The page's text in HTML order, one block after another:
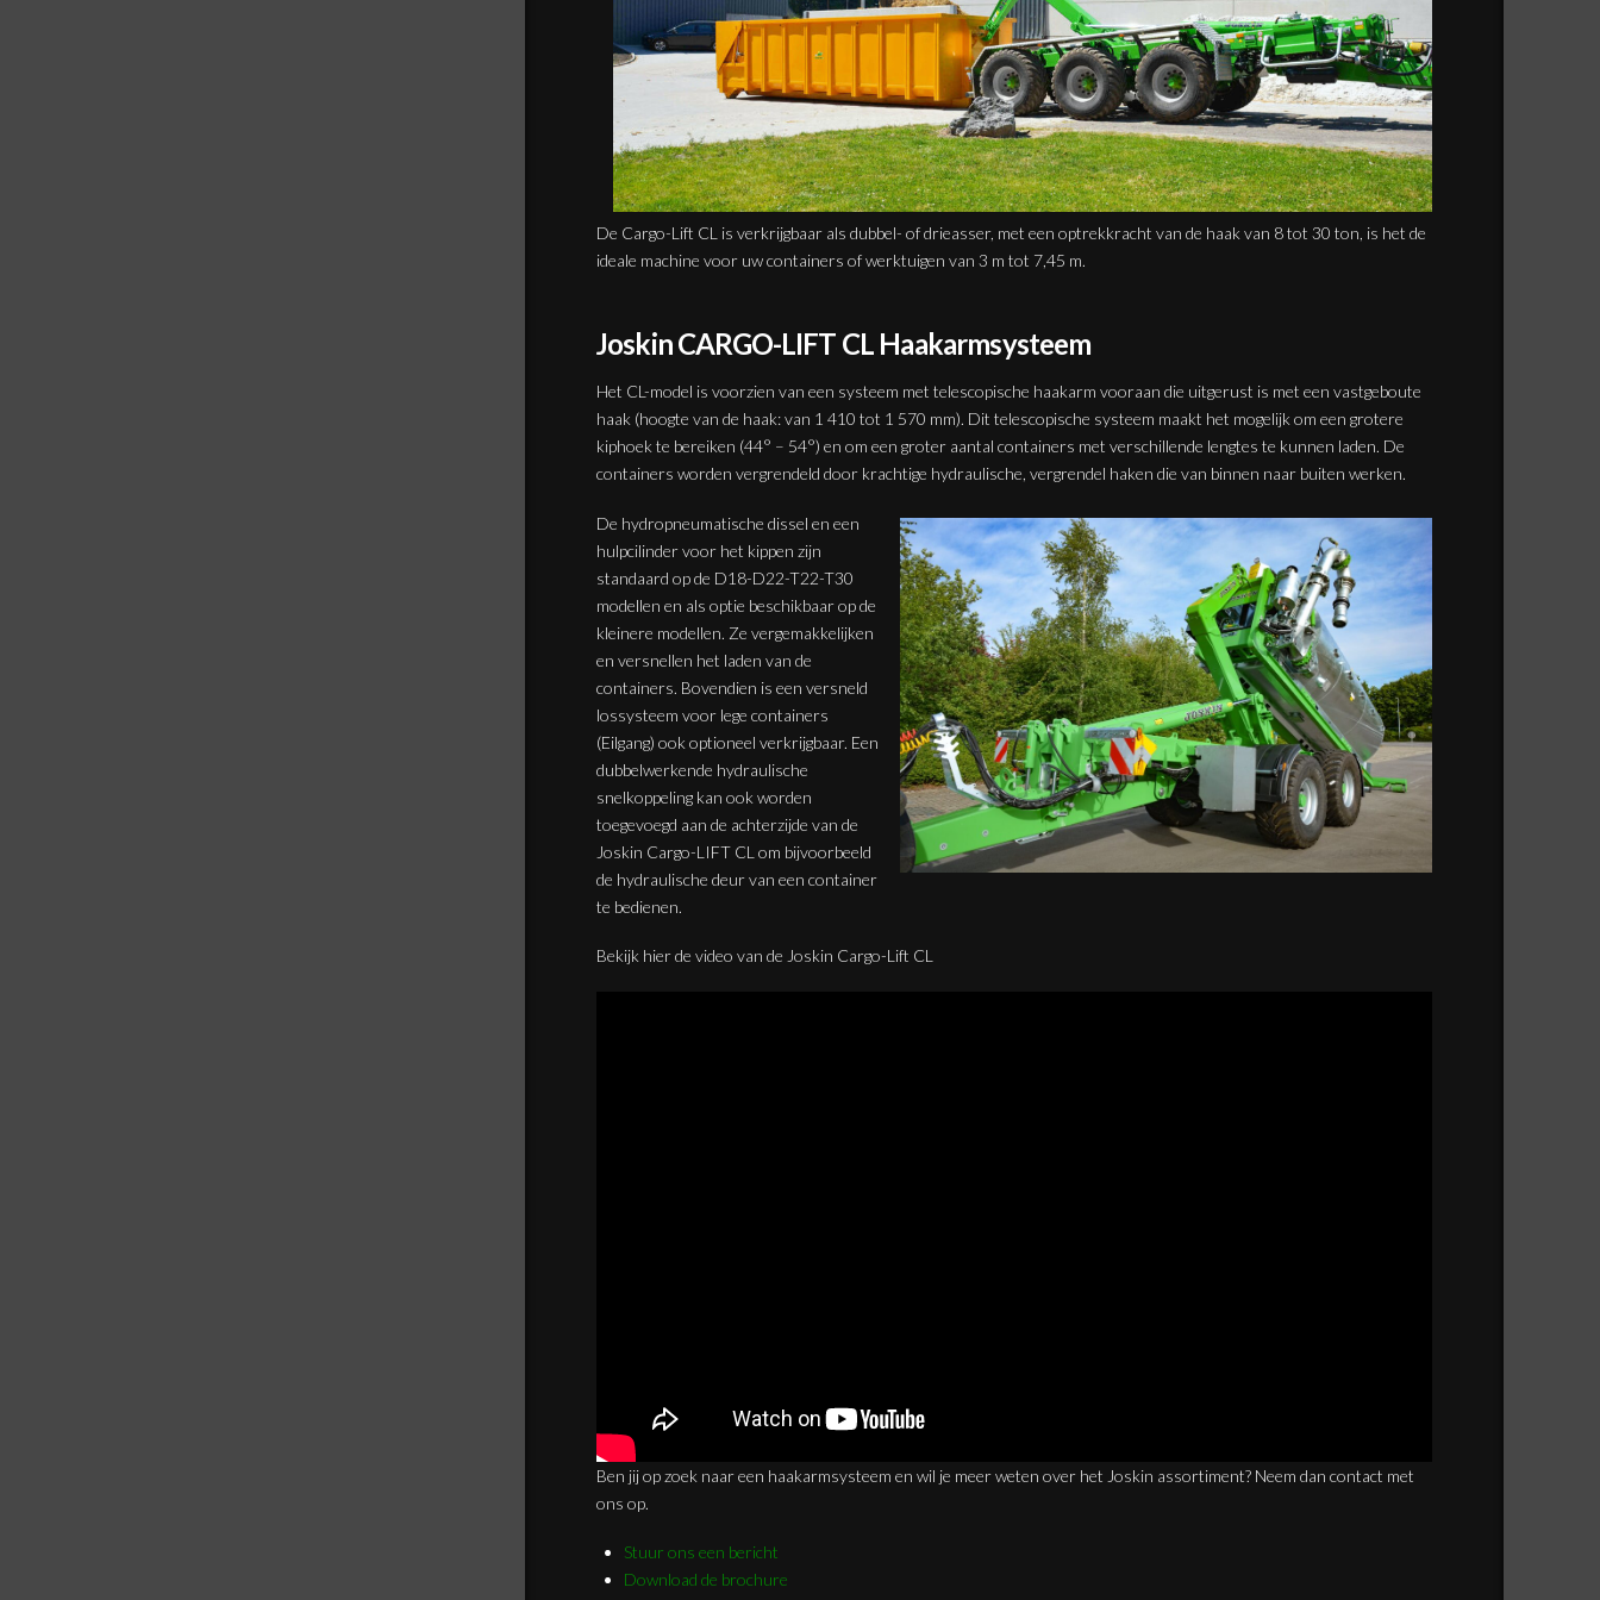
De Cargo-Lift CL is verkrijgbaar als dubbel- of drieasser, met een optrekkracht van de haak van 8 tot 30 ton, is het de
ideale machine voor uw containers of werktuigen van 3 m tot 7,45 m.
Joskin CARGO-LIFT CL Haakarmsysteem
Het CL-model is voorzien van een systeem met telescopische haakarm vooraan die uitgerust is met een vastgeboute
haak (hoogte van de haak: van 1 410 tot 1 570 mm). Dit telescopische systeem maakt het mogelijk om een grotere
kiphoek te bereiken (44° – 54°) en om een groter aantal containers met verschillende lengtes te kunnen laden. De
containers worden vergrendeld door krachtige hydraulische, vergrendel haken die van binnen naar buiten werken.
De hydropneumatische dissel en een
hulpcilinder voor het kippen zijn
standaard op de D18-D22-T22-T30
modellen en als optie beschikbaar op de
kleinere modellen. Ze vergemakkelijken
en versnellen het laden van de
containers. Bovendien is een versneld
lossysteem voor lege containers
(Eilgang) ook optioneel verkrijgbaar. Een
dubbelwerkende hydraulische
snelkoppeling kan ook worden
toegevoegd aan de achterzijde van de
Joskin Cargo-LIFT CL om bijvoorbeeld
de hydraulische deur van een container
te bedienen.
Bekijk hier de video van de Joskin Cargo-Lift CL
Ben jij op zoek naar een haakarmsysteem en wil je meer weten over het Joskin assortiment? Neem dan contact met
ons op.
Stuur ons een bericht
Download de brochure